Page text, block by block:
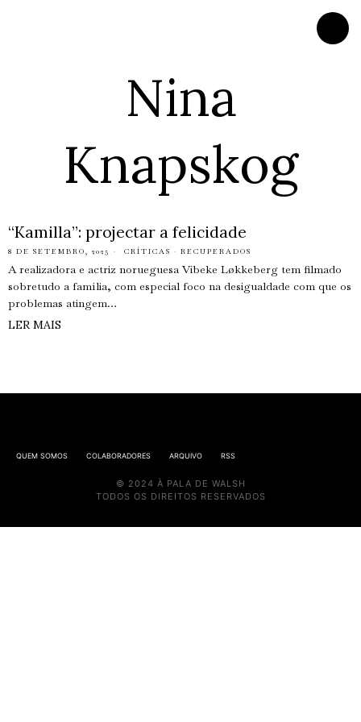
Nina
Knapskog
“Kamilla”: projectar a felicidade
8 DE SETEMBRO, 2025 CRÍTICAS · RECUPERADOS
A realizadora e actriz norueguesa Vibeke Løkkeberg tem filmado
sobretudo a família, com especial foco na desigualdade com que os
problemas atingem…
LER MAIS
QUEM SOMOS COLABORADORES ARQUIVO RSS
© 2024 À PALA DE WALSH
TODOS OS DIREITOS RESERVADOS